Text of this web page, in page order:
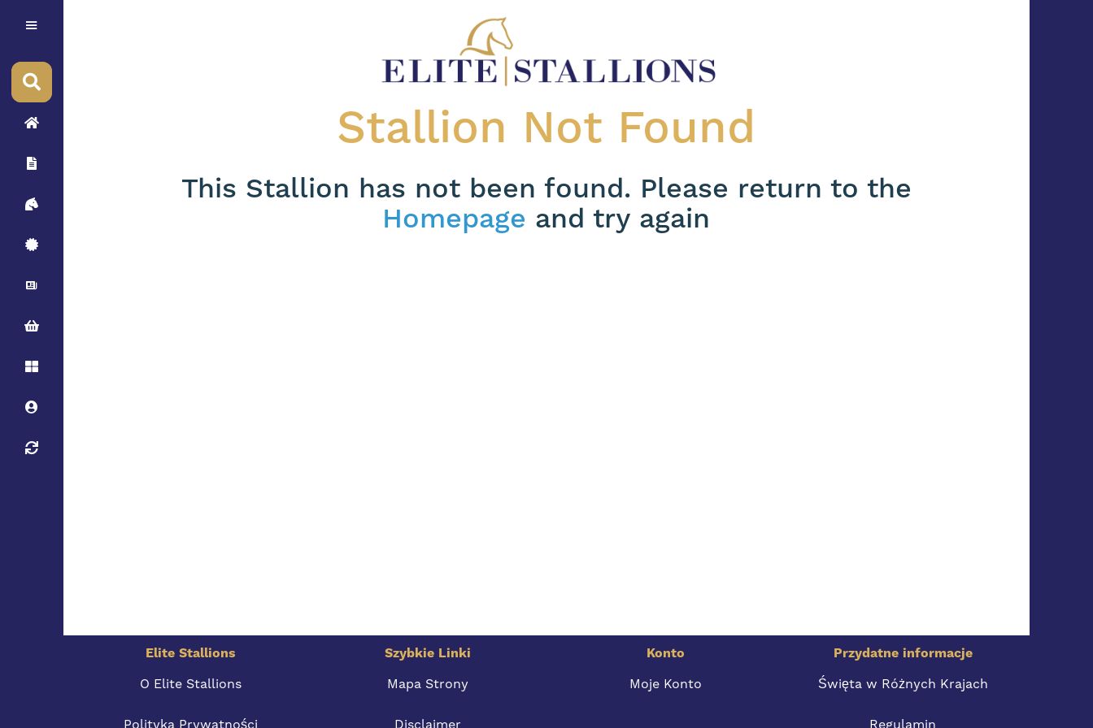
Stallion Not Found
This Stallion has not been found. Please return to the
Homepage and try again
Elite Stallions Szybkie Linki Konto
Przydatne informacje
O Elite Stallions
Mapa Strony Moje Konto Święta w Różnych Krajach
Polityka Prywatności Disclaimer Regulamin